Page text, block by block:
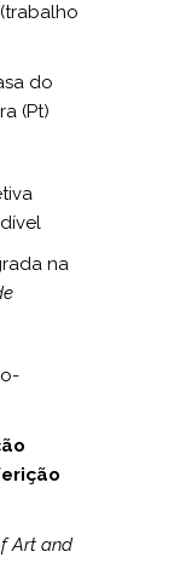
do
(Pt)
na
Art and